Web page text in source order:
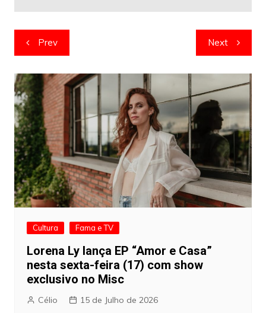
Navegação
de
artigos
Prev Next
Cultura Fama e TV
Lorena Ly lança EP “Amor e Casa”
nesta sexta-feira (17) com show
exclusivo no Misc
Célio 15 de Julho de 2026